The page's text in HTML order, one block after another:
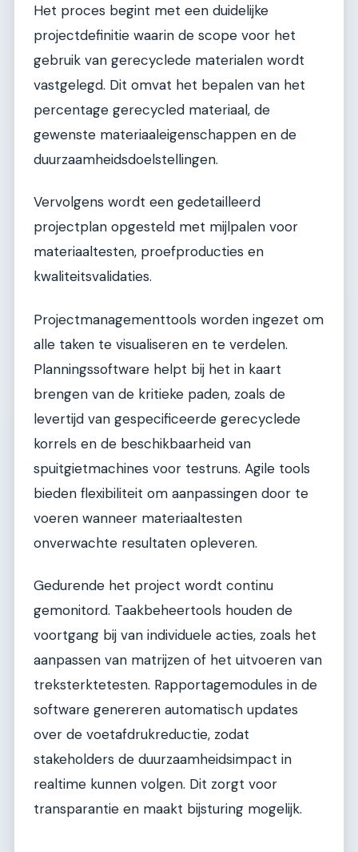
Het proces begint met een duidelijke
projectdefinitie waarin de scope voor het
gebruik van gerecyclede materialen wordt
vastgelegd. Dit omvat het bepalen van het
percentage gerecycled materiaal, de
gewenste materiaaleigenschappen en de
duurzaamheidsdoelstellingen.
Vervolgens wordt een gedetailleerd
projectplan opgesteld met mijlpalen voor
materiaaltesten, proefproducties en
kwaliteitsvalidaties.
Projectmanagementtools worden ingezet om
alle taken te visualiseren en te verdelen.
Planningssoftware helpt bij het in kaart
brengen van de kritieke paden, zoals de
levertijd van gespecificeerde gerecyclede
korrels en de beschikbaarheid van
spuitgietmachines voor testruns. Agile tools
bieden flexibiliteit om aanpassingen door te
voeren wanneer materiaaltesten
onverwachte resultaten opleveren.
Gedurende het project wordt continu
gemonitord. Taakbeheertools houden de
voortgang bij van individuele acties, zoals het
aanpassen van matrijzen of het uitvoeren van
treksterktetesten. Rapportagemodules in de
software genereren automatisch updates
over de voetafdrukreductie, zodat
stakeholders de duurzaamheidsimpact in
realtime kunnen volgen. Dit zorgt voor
transparantie en maakt bijsturing mogelijk.